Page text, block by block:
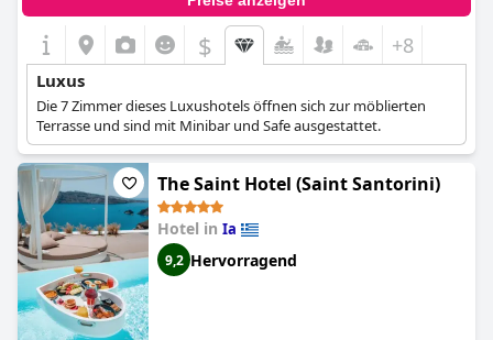
$ +8
Luxus
Die 7 Zimmer dieses Luxushotels öffnen sich zur möblierten
Terrasse und sind mit Minibar und Safe ausgestattet.
The Saint Hotel (Saint Santorini)
Hotel in Ia
9,2 Hervorragend